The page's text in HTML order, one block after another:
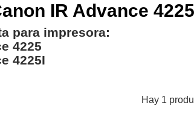
IR Advance 4225
para impresora:
4225
4225I
Hay 1